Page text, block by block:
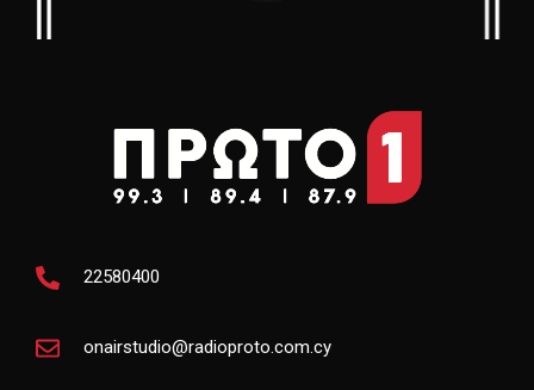
22580400
onairstudio@radioproto.com.cy